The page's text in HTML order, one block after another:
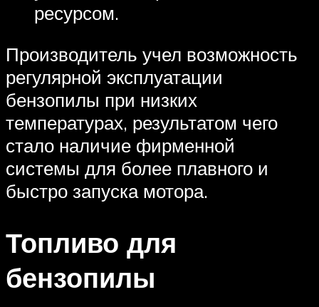
ресурсом.
Производитель учел возможность
регулярной эксплуатации
бензопилы при низких
температурах, результатом чего
стало наличие фирменной
системы для более плавного и
быстро запуска мотора.
Топливо для
бензопилы